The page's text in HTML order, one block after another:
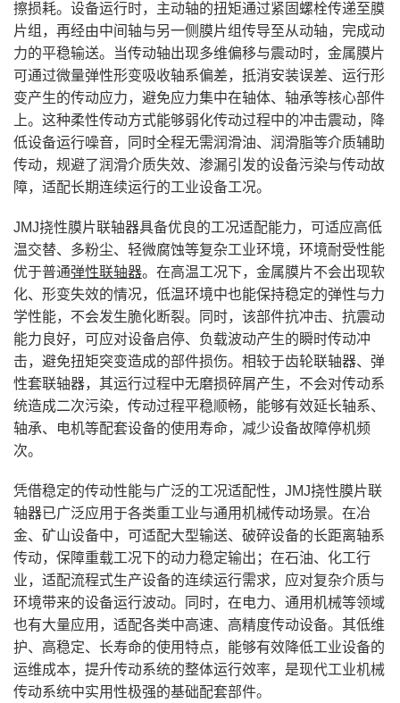
擦损耗。设备运行时，主动轴的扭矩通过紧固螺栓传递至膜
片组，再经由中间轴与另一侧膜片组传导至从动轴，完成动
力的平稳输送。当传动轴出现多维偏移与震动时，金属膜片
可通过微量弹性形变吸收轴系偏差，抵消安装误差、运行形
变产生的传动应力，避免应力集中在轴体、轴承等核心部件
上。这种柔性传动方式能够弱化传动过程中的冲击震动，降
低设备运行噪音，同时全程无需润滑油、润滑脂等介质辅助
传动，规避了润滑介质失效、渗漏引发的设备污染与传动故
障，适配长期连续运行的工业设备工况。
JMJ挠性膜片联轴器具备优良的工况适配能力，可适应高低
温交替、多粉尘、轻微腐蚀等复杂工业环境，环境耐受性能
优于普通弹性联轴器。在高温工况下，金属膜片不会出现软
化、形变失效的情况，低温环境中也能保持稳定的弹性与力
学性能，不会发生脆化断裂。同时，该部件抗冲击、抗震动
能力良好，可应对设备启停、负载波动产生的瞬时传动冲
击，避免扭矩突变造成的部件损伤。相较于齿轮联轴器、弹
性套联轴器，其运行过程中无磨损碎屑产生，不会对传动系
统造成二次污染，传动过程平稳顺畅，能够有效延长轴系、
轴承、电机等配套设备的使用寿命，减少设备故障停机频
次。
凭借稳定的传动性能与广泛的工况适配性，JMJ挠性膜片联
轴器已广泛应用于各类重工业与通用机械传动场景。在冶
金、矿山设备中，可适配大型输送、破碎设备的长距离轴系
传动，保障重载工况下的动力稳定输出；在石油、化工行
业，适配流程式生产设备的连续运行需求，应对复杂介质与
环境带来的设备运行波动。同时，在电力、通用机械等领域
也有大量应用，适配各类中高速、高精度传动设备。其低维
护、高稳定、长寿命的使用特点，能够有效降低工业设备的
运维成本，提升传动系统的整体运行效率，是现代工业机械
传动系统中实用性极强的基础配套部件。